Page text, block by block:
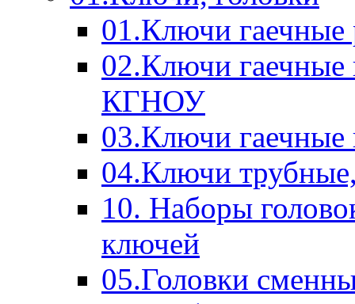
01.Ключи
02.Ключи
КГНОУ
03.Ключи
04.Ключи
10. Наборы
ключей
05.Головки